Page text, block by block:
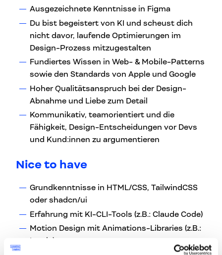
Ausgezeichnete Kenntnisse in Figma
Du bist begeistert von KI und scheust dich
nicht davor, laufende Optimierungen im
Design-Prozess mitzugestalten
Fundiertes Wissen in Web- & Mobile-Patterns
sowie den Standards von Apple und Google
Hoher Qualitätsanspruch bei der Design-
Abnahme und Liebe zum Detail
Kommunikativ, teamorientiert und die
Fähigkeit, Design-Entscheidungen vor Devs
und Kund:innen zu argumentieren
Nice to have
Grundkenntnisse in HTML/CSS, TailwindCSS
oder shadcn/ui
Erfahrung mit KI-CLI-Tools (z.B.: Claude Code)
Motion Design mit Animations-Libraries (z.B.:
Lottie)